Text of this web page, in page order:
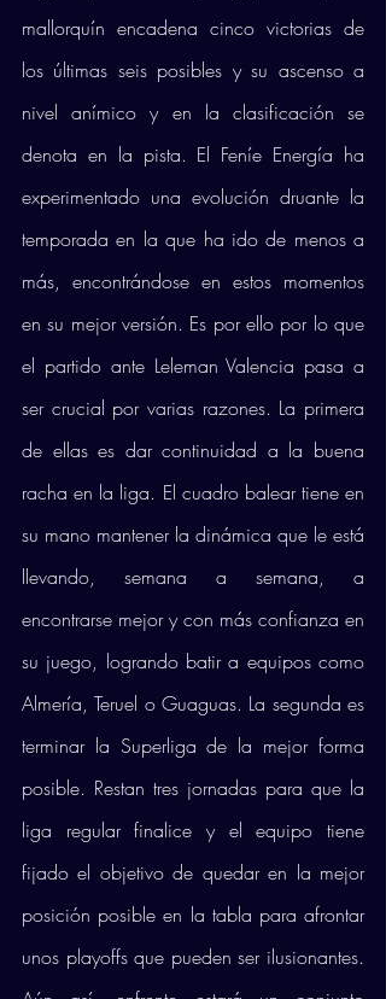
mallorquín encadena cinco victorias de
los últimas seis posibles y su ascenso a
nivel anímico y en la clasificación se
denota en la pista. El Feníe Energía ha
experimentado una evolución druante la
temporada en la que ha ido de menos a
más, encontrándose en estos momentos
en su mejor versión. Es por ello por lo que
el partido ante Leleman Valencia pasa a
ser crucial por varias razones. La primera
de ellas es dar continuidad a la buena
racha en la liga. El cuadro balear tiene en
su mano mantener la dinámica que le está
llevando, semana a semana, a
encontrarse mejor y con más confianza en
su juego, logrando batir a equipos como
Almería, Teruel o Guaguas. La segunda es
terminar la Superliga de la mejor forma
posible. Restan tres jornadas para que la
liga regular finalice y el equipo tiene
fijado el objetivo de quedar en la mejor
posición posible en la tabla para afrontar
unos playoffs que pueden ser ilusionantes.